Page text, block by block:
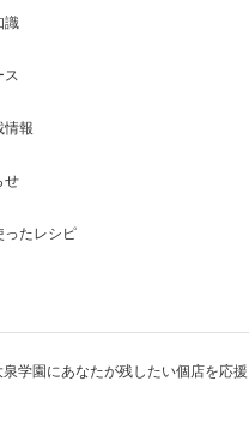
識
ス
情報
せ
ったレシピ
学園にあなたが残したい個店を応